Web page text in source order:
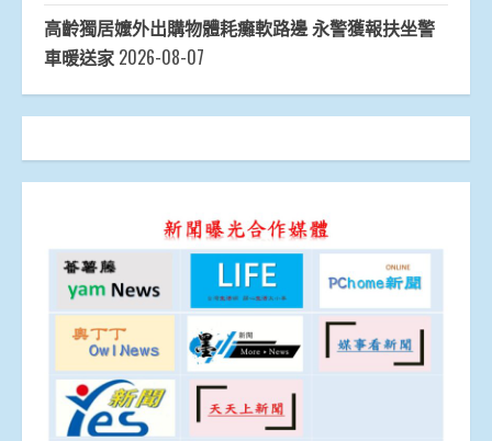
高齡獨居嬤外出購物體耗癱軟路邊 永警獲報扶坐警
車暖送家 2026-08-07